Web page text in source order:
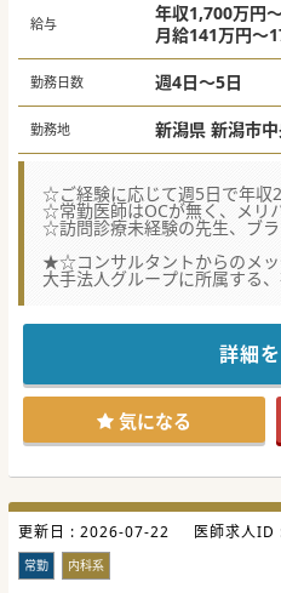
援を通じ、地域の守り神とし
ることができます。
#秋入職可
給与
年収1,700万円
月給141万円～
勤務日数 週4日～5日
勤務地 新潟県 新潟
☆ご経験に応じて週5日で年収
☆常勤医師はOCが無く、メリ
☆訪問診療未経験の先生、ブ
★☆コンサルタントからのメ
大手法人グループに所属する
開院してまだ数年ですが、グ
スタッフ体制も充実していま
同行し、医師が診療に専念でき
常勤医はOC・当直がありま
もおすすめです。
通勤には新幹線もご利用頂け
通勤も可能です。
最寄駅からは徒歩5分の好立
す。
ます！
#春入職可 #秋入職可
詳細
気になる
更新日 : 2026-07-22 医師求人ID
常勤 内科系